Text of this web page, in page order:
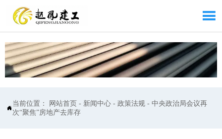


当前位置： 网站首页 - 新闻中心 -政策法规 -中央政治局会议再
次“聚焦”房地产去库存